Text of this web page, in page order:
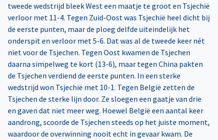
tweede wedstrijd bleek West een maatje te groot en Tsjechië
verloor met 11-4. Tegen Zuid-Oost was Tsjechië heel dicht bij
de eerste punten, maar de ploeg delfde uiteindelijk het
onderspit en verloor met 5-6. Dat was al de tweede keer nét
niet voor de Tsjechen. Tegen Oost kwamen de Tsjechen
daarna simpelweg te kort (13-6), maar tegen China pakten
de Tsjechen verdiend de eerste punten. In een sterke
wedstrijd won Tsjechië met 10-1. Tegen België zetten de
Tsjechen de sterke lijn door. Ze sloegen een gaatje van drie
en gaven dat niet meer weg. Hoewel België een aantal keer
aandrong, scoorde de Tsjechen steeds op het juiste moment,
waardoor de overwinning nooit echt in gevaar kwam. De